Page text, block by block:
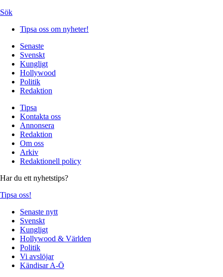
Sök
Tipsa oss om nyheter!
Senaste
Svenskt
Kungligt
Hollywood
Politik
Redaktion
Tipsa
Kontakta oss
Annonsera
Redaktion
Om oss
Arkiv
Redaktionell policy
Har du ett nyhetstips?
Tipsa oss!
Senaste nytt
Svenskt
Kungligt
Hollywood & Världen
Politik
Vi avslöjar
Kändisar A-Ö